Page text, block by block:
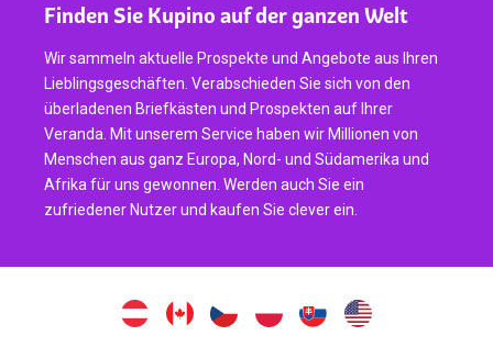
Finden Sie Kupino auf der ganzen Welt
Wir sammeln aktuelle Prospekte und Angebote aus Ihren
Lieblingsgeschäften. Verabschieden Sie sich von den
überladenen Briefkästen und Prospekten auf Ihrer
Veranda. Mit unserem Service haben wir Millionen von
Menschen aus ganz Europa, Nord- und Südamerika und
Afrika für uns gewonnen. Werden auch Sie ein
zufriedener Nutzer und kaufen Sie clever ein.